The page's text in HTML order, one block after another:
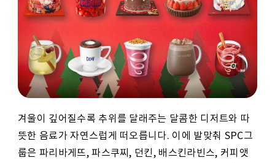
겨울이 깊어질수록 추위를 달래주는 달콤한 디저트와 따
뜻한 음료가 자연스럽게 떠오릅니다. 이에 발맞춰 SPC그
룹은 파리바게뜨, 파스쿠찌, 던킨, 배스킨라빈스, 커피앳